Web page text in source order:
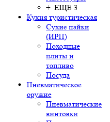
+ ЕЩЕ 3
Кухня туристическая
Сухие пайки
(ИРП)
Походные
плиты и
топливо
Посуда
Пневматическое
оружие
Пневматические
винтовки